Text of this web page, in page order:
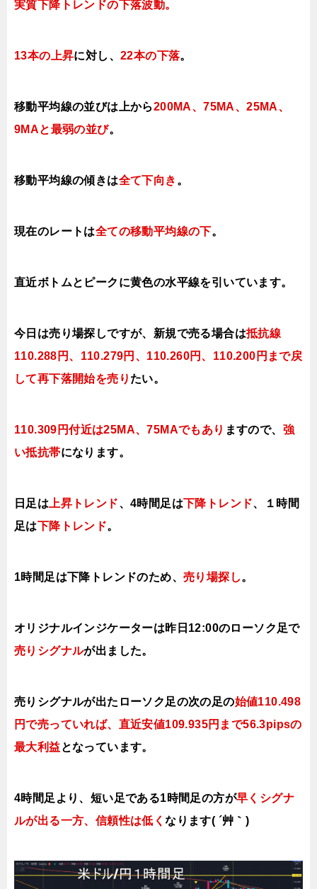
実質下降トレンドの下落波動。
13本の上昇に対し、22本の下落。
移動平均線の並びは上から200MA、75MA、25MA、
9MAと最弱の並び。
移動平均線の傾きは全て下向き 。
現在のレートは全ての移動平均線の下。
直近ボトムとピークに黄色の水平線を引いています。
今日は売り場探しですが、新規で売る場合は抵抗線
110.288円、110.279円、110.260円、110.200円まで戻
して再下落開始を売り たい。
110.309円付近は25MA、75MAでもあり ますので、 強
い抵抗帯になります。
日足は 上昇トレンド、4時間足は下降トレンド、１時間
足は下降トレンド。
1時間足は下降トレンドのため、売り場探し。
オリジナルインジケーターは昨日12:00のローソク足で
売りシグナルが出ました。
売りシグナルが出たローソク足の次の足の始値110.498
円で売っていれば、直近安値109.935円まで56.3pipsの
最大利益となっています。
4時間足より、短い足である1時間足の方が早くシグナ
ルが出る一方、信頼性は低くなります( ´艸｀)